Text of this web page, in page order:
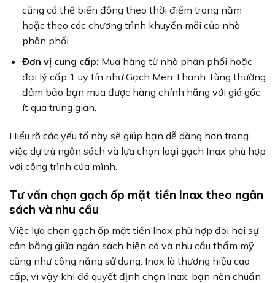
cũng có thể biến động theo thời điểm trong năm
hoặc theo các chương trình khuyến mãi của nhà
phân phối.
Đơn vị cung cấp: Mua hàng từ nhà phân phối hoặc
đại lý cấp 1 uy tín như Gạch Men Thanh Tùng thường
đảm bảo bạn mua được hàng chính hãng với giá gốc,
ít qua trung gian.
Hiểu rõ các yếu tố này sẽ giúp bạn dễ dàng hơn trong
việc dự trù ngân sách và lựa chọn loại gạch Inax phù hợp
với công trình của mình.
Tư vấn chọn gạch ốp mặt tiền Inax theo ngân
sách và nhu cầu
Việc lựa chọn gạch ốp mặt tiền Inax phù hợp đòi hỏi sự
cân bằng giữa ngân sách hiện có và nhu cầu thẩm mỹ
cũng như công năng sử dụng. Inax là thương hiệu cao
cấp, vì vậy khi đã quyết định chọn Inax, bạn nên chuẩn